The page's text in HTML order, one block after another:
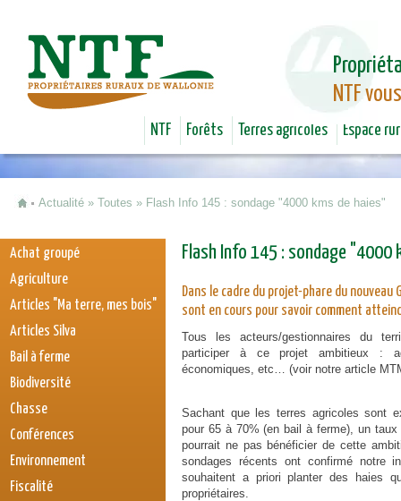
NTF
NTF Forêts Terres agricoles Espace
Actualité » Toutes » Flash Info 145 : sondage "4000 kms de haies"
Flash Info 145 : sondage "4000
Dans le cadre du projet-phare du nouveau
sont en cours pour savoir comment
Tous les acteurs/gestionnaires du
participer à ce projet ambitieux :
économiques, etc… (voir notre article
Sachant que les terres agricoles sont
pour 65 à 70% (en bail à ferme), un
pourrait ne pas bénéficier de cette
sondages récents ont confirmé notre
souhaitent a priori planter des haies
propriétaires.
Achat groupé
Agriculture
Articles "Ma terre, mes bois"
Articles Silva
Bail à ferme
Biodiversité
Chasse
Conférences
Environnement
Fiscalité